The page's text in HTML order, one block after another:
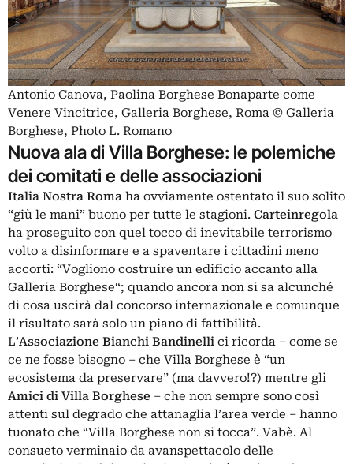
Antonio Canova, Paolina Borghese Bonaparte come
Venere Vincitrice, Galleria Borghese, Roma © Galleria
Borghese, Photo L. Romano
Nuova ala di Villa Borghese: le polemiche
dei comitati e delle associazioni
Italia Nostra Roma ha ovviamente ostentato il suo solito
“giù le mani” buono per tutte le stagioni. Carteinregola
ha proseguito con quel tocco di inevitabile terrorismo
volto a disinformare e a spaventare i cittadini meno
accorti: “Vogliono costruire un edificio accanto alla
Galleria Borghese“; quando ancora non si sa alcunché
di cosa uscirà dal concorso internazionale e comunque
il risultato sarà solo un piano di fattibilità.
L’Associazione Bianchi Bandinelli ci ricorda – come se
ce ne fosse bisogno – che Villa Borghese è “un
ecosistema da preservare” (ma davvero!?) mentre gli
Amici di Villa Borghese – che non sempre sono così
attenti sul degrado che attanaglia l’area verde – hanno
tuonato che “Villa Borghese non si tocca”. Vabè. Al
consueto verminaio da avanspettacolo delle